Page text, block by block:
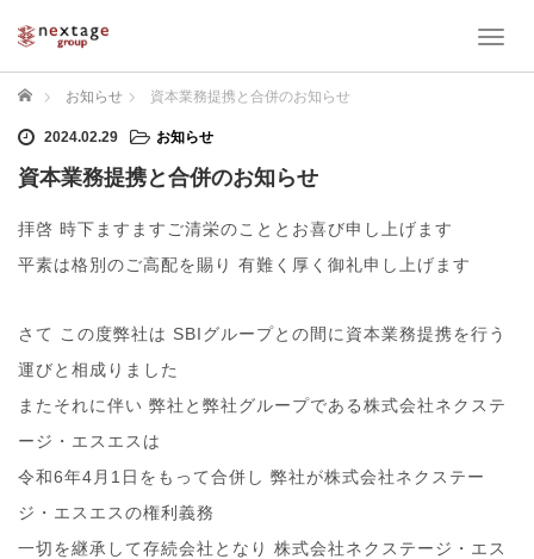
T
n
ホーム お知らせ 資本業務提携と合併のお知らせ
2024.02.29 お知らせ
資本業務提携と合併のお知らせ
拝啓 時下ますますご清栄のこととお喜び申し上げます
平素は格別のご高配を賜り 有難く厚く御礼申し上げます
さて この度弊社は SBIグループとの間に資本業務提携を行う
運びと相成りました
またそれに伴い 弊社と弊社グループである株式会社ネクステ
ージ・エスエスは
令和6年4月1日をもって合併し 弊社が株式会社ネクステー
ジ・エスエスの権利義務
一切を継承して存続会社となり 株式会社ネクステージ・エス